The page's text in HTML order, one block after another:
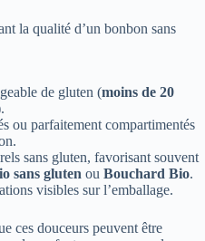
la qualité d’un bonbon sans
de gluten (moins de 20
ou parfaitement compartimentés
sans gluten, favorisant souvent
sans gluten ou Bouchard Bio.
visibles sur l’emballage.
ces douceurs peuvent être